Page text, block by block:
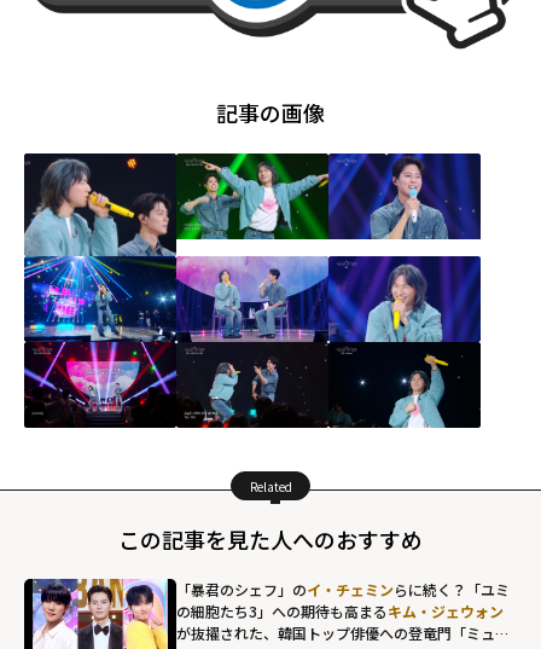
記事の画像
Related
この記事を見た人へのおすすめ
「暴君のシェフ」のイ・チェミンらに続く？「ユミ
の細胞たち3」への期待も高まるキム・ジェウォン
が抜擢された、韓国トップ俳優への登竜門「ミュー